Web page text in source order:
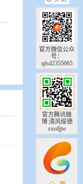
官方微信公众
号：
qfsd2355065
官方腾讯微
博:清风绥德
sxsdjjw